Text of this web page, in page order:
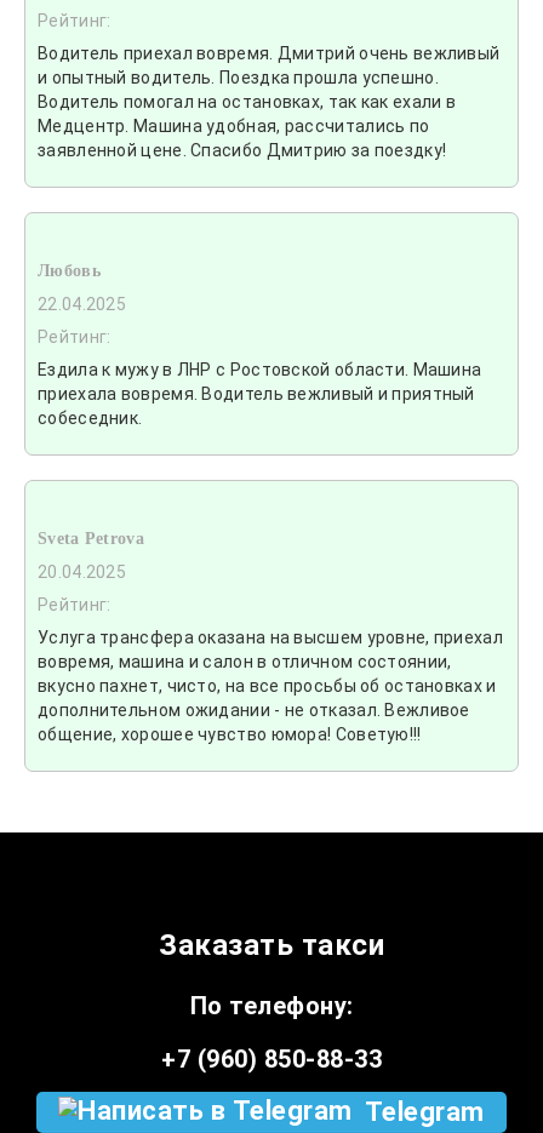
Рейтинг:
Водитель приехал вовремя. Дмитрий очень вежливый
и опытный водитель. Поездка прошла успешно.
Водитель помогал на остановках, так как ехали в
Медцентр. Машина удобная, рассчитались по
заявленной цене. Спасибо Дмитрию за поездку!
Любовь
22.04.2025
Рейтинг:
Ездила к мужу в ЛНР с Ростовской области. Машина
приехала вовремя. Водитель вежливый и приятный
собеседник.
Sveta Petrova
20.04.2025
Рейтинг:
Услуга трансфера оказана на высшем уровне, приехал
вовремя, машина и салон в отличном состоянии,
вкусно пахнет, чисто, на все просьбы об остановках и
дополнительном ожидании - не отказал. Вежливое
общение, хорошее чувство юмора! Советую!!!
Заказать такси
По телефону:
+7 (960) 850-88-33
Telegram